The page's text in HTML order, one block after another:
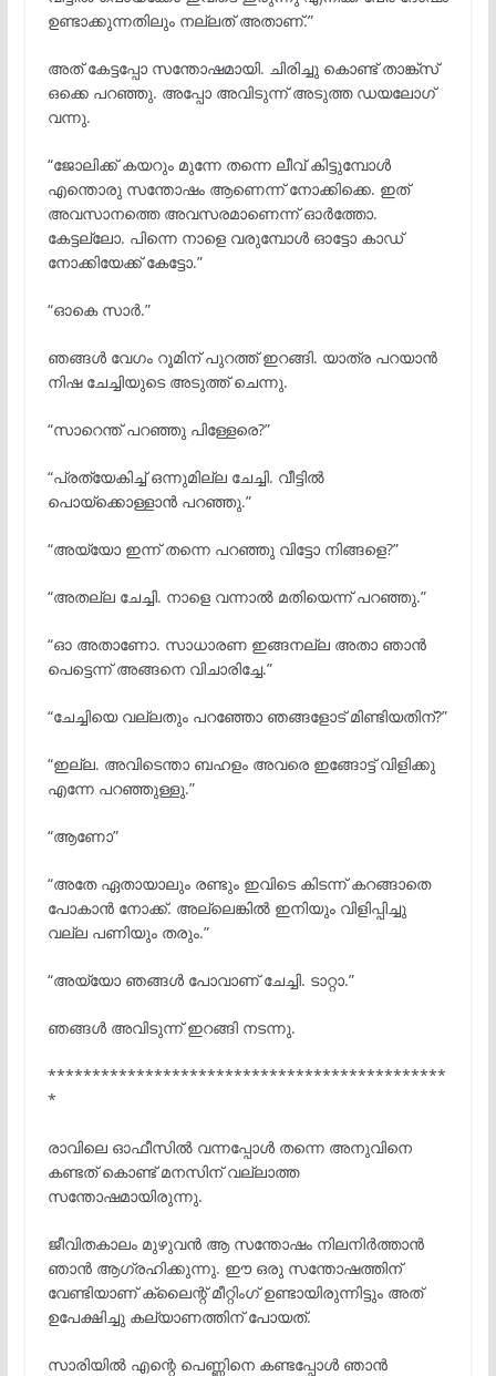
ഉണ്ടാക്കുന്നതിലും നല്ലത് അതാണ്.”
അത് കേട്ടപ്പോ സന്തോഷമായി. ചിരിച്ചു കൊണ്ട് താങ്ക്സ്
ഒക്കെ പറഞ്ഞു. അപ്പോ അവിടുന്ന് അടുത്ത ഡയലോഗ്
വന്നു.
“ജോലിക്ക് കയറും മുന്നേ തന്നെ ലീവ് കിട്ടുമ്പോൾ
എന്തൊരു സന്തോഷം ആണെന്ന് നോക്കിക്കെ. ഇത്
അവസാനത്തെ അവസരമാണെന്ന് ഓർത്തോ.
കേട്ടല്ലോ. പിന്നെ നാളെ വരുമ്പോൾ ഓട്ടോ കാഡ്
നോക്കിയേക്ക് കേട്ടോ.”
“ഓകെ സാർ.”
ഞങ്ങൾ വേഗം റൂമിന് പുറത്ത് ഇറങ്ങി. യാത്ര പറയാൻ
നിഷ ചേച്ചിയുടെ അടുത്ത് ചെന്നു.
“സാറെന്ത് പറഞ്ഞു പിള്ളേരെ?”
“പ്രത്യേകിച്ച് ഒന്നുമില്ല ചേച്ചി. വീട്ടിൽ
പൊയ്ക്കൊള്ളാൻ പറഞ്ഞു.”
“അയ്യോ ഇന്ന് തന്നെ പറഞ്ഞു വിട്ടോ നിങ്ങളെ?”
“അതല്ല ചേച്ചി. നാളെ വന്നാൽ മതിയെന്ന് പറഞ്ഞു.”
“ഓ അതാണോ. സാധാരണ ഇങ്ങനല്ല അതാ ഞാൻ
പെട്ടെന്ന് അങ്ങനെ വിചാരിച്ചേ.”
“ചേച്ചിയെ വല്ലതും പറഞ്ഞോ ഞങ്ങളോട് മിണ്ടിയതിന്?”
“ഇല്ല. അവിടെന്താ ബഹളം അവരെ ഇങ്ങോട്ട് വിളിക്കു
എന്നേ പറഞ്ഞുള്ളു.”
“ആണോ”
“അതേ ഏതായാലും രണ്ടും ഇവിടെ കിടന്ന് കറങ്ങാതെ
പോകാൻ നോക്ക്. അല്ലെങ്കിൽ ഇനിയും വിളിപ്പിച്ചു
വല്ല പണിയും തരും.”
“അയ്യോ ഞങ്ങൾ പോവാണ് ചേച്ചി. ടാറ്റാ.”
ഞങ്ങൾ അവിടുന്ന് ഇറങ്ങി നടന്നു.
*********************************************
*
രാവിലെ ഓഫീസിൽ വന്നപ്പോൾ തന്നെ അനുവിനെ
കണ്ടത് കൊണ്ട് മനസിന് വല്ലാത്ത
സന്തോഷമായിരുന്നു.
ജീവിതകാലം മുഴുവൻ ആ സന്തോഷം നിലനിർത്താൻ
ഞാൻ ആഗ്രഹിക്കുന്നു. ഈ ഒരു സന്തോഷത്തിന്
വേണ്ടിയാണ് ക്ലൈന്റ് മീറ്റിംഗ് ഉണ്ടായിരുന്നിട്ടും അത്
ഉപേക്ഷിച്ചു കല്യാണത്തിന് പോയത്.
സാരിയിൽ എന്റെ പെണ്ണിനെ കണ്ടപ്പോൾ ഞാൻ